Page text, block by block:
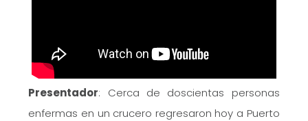
Presentador: Cerca de doscientas personas
enfermas en un crucero regresaron hoy a Puerto